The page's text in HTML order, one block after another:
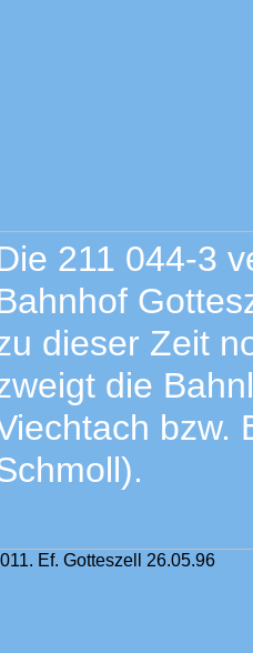
211 044-3
dieser Zeit
die
bzw.